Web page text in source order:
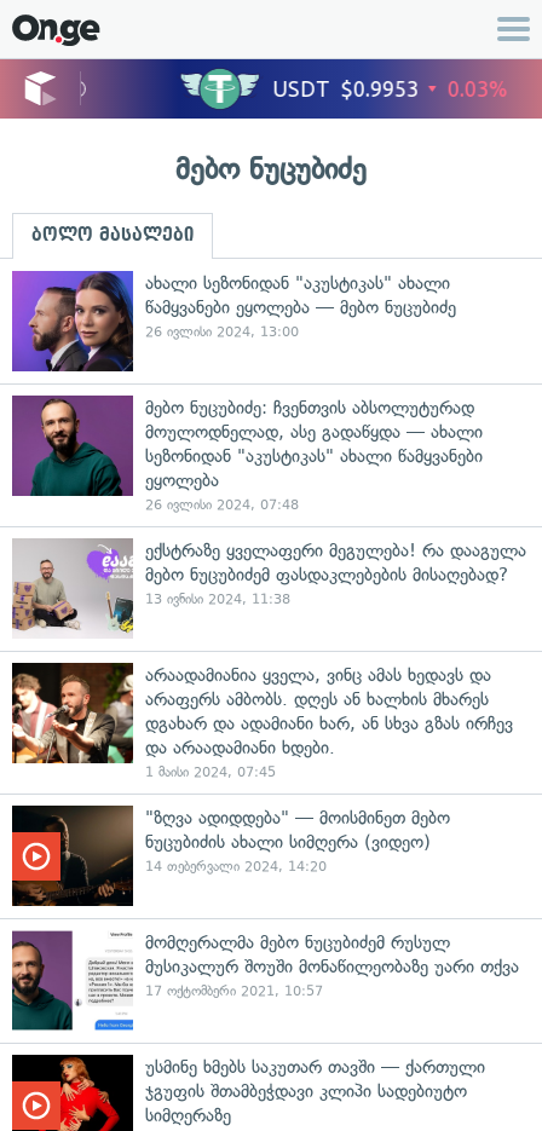
მებო ნუცუბიძე
ბოლო მასალები
ახალი სეზონიდან "აკუსტიკას" ახალი
წამყვანები ეყოლება — მებო ნუცუბიძე
26 ივლისი 2024, 13:00
მებო ნუცუბიძე: ჩვენთვის აბსოლუტურად
მოულოდნელად, ასე გადაწყდა — ახალი
სეზონიდან "აკუსტიკას" ახალი წამყვანები
ეყოლება
26 ივლისი 2024, 07:48
ექსტრაზე ყველაფერი მეგულება! რა დააგულა
მებო ნუცუბიძემ ფასდაკლებების მისაღებად?
13 ივნისი 2024, 11:38
არაადამიანია ყველა, ვინც ამას ხედავს და
არაფერს ამბობს. დღეს ან ხალხის მხარეს
დგახარ და ადამიანი ხარ, ან სხვა გზას ირჩევ
და არაადამიანი ხდები.
1 მაისი 2024, 07:45
"ზღვა ადიდდება" — მოისმინეთ მებო
ნუცუბიძის ახალი სიმღერა (ვიდეო)
14 თებერვალი 2024, 14:20
მომღერალმა მებო ნუცუბიძემ რუსულ
მუსიკალურ შოუში მონაწილეობაზე უარი თქვა
17 ოქტომბერი 2021, 10:57
უსმინე ხმებს საკუთარ თავში — ქართული
ჯგუფის შთამბეჭდავი კლიპი სადებიუტო
სიმღერაზე